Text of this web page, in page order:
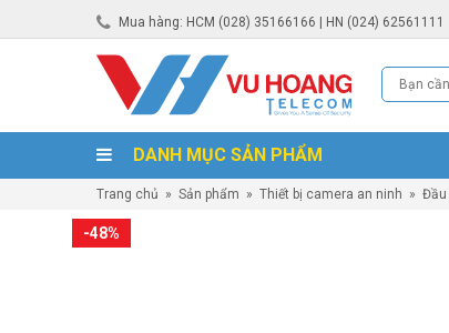
Mua hàng: HCM (028) 35166166 | HN (024) 62561111
DANH MỤC SẢN PHẨM
Trang chủ » Sản phẩm » Thiết bị camera an ninh » Đầu
-48%